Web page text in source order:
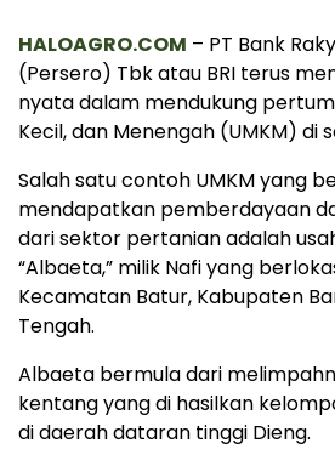
HALOAGRO.COM – PT Bank
(Persero) Tbk atau BRI terus
nyata dalam mendukung
Kecil, dan Menengah (UMKM) di
Salah satu contoh UMKM yang
mendapatkan pemberdayaan
dari sektor pertanian adalah
“Albaeta,” milik Nafi yang
Kecamatan Batur, Kabupaten
Tengah.
Albaeta bermula dari
kentang yang di hasilkan
di daerah dataran tinggi Dieng.